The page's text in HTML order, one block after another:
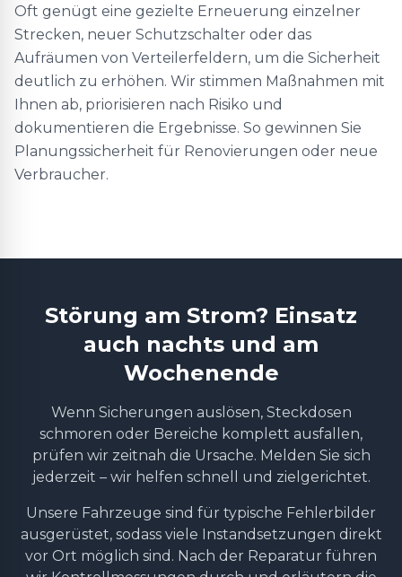
Oft genügt eine gezielte Erneuerung einzelner
Strecken, neuer Schutzschalter oder das
Aufräumen von Verteilerfeldern, um die Sicherheit
deutlich zu erhöhen. Wir stimmen Maßnahmen mit
Ihnen ab, priorisieren nach Risiko und
dokumentieren die Ergebnisse. So gewinnen Sie
Planungssicherheit für Renovierungen oder neue
Verbraucher.
Störung am Strom? Einsatz
auch nachts und am
Wochenende
Wenn Sicherungen auslösen, Steckdosen
schmoren oder Bereiche komplett ausfallen,
prüfen wir zeitnah die Ursache. Melden Sie sich
jederzeit – wir helfen schnell und zielgerichtet.
Unsere Fahrzeuge sind für typische Fehlerbilder
ausgerüstet, sodass viele Instandsetzungen direkt
vor Ort möglich sind. Nach der Reparatur führen